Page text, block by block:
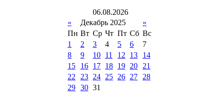
06.08.2026
«
Декабрь 2025
»
Пн Вт Ср Чт Пт Сб Вс
1
2 3 4 5 6
7
8
9 10 11 12 13
14
15
16 17 18 19 20
21
22
23 24 25 26 27
28
29 30 31